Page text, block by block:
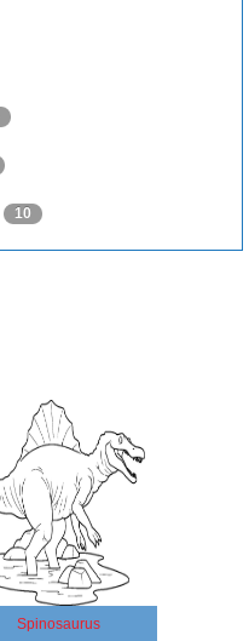
10
Spinosaurus